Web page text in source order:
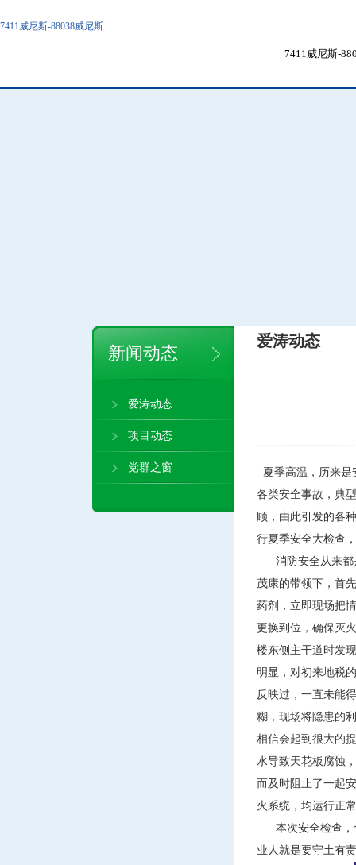
7411威尼斯-88038威尼斯
7411威尼斯-
爱涛动态
夏季高温，历来是
各类安全事故，典
顾，由此引发的各
行夏季安全大检查
消防安全从来都
茂康的带领下，首
药剂，立即现场把
更换到位，确保灭
楼东侧主干道时发
明显，对初来地税
反映过，一直未能
糊，现场将隐患的
相信会起到很大的
水导致天花板腐蚀
而及时阻止了一起
火系统，均运行正
本次安全检查，
业人就是要守土有
新闻动态
爱涛动态
项目动态
党群之窗